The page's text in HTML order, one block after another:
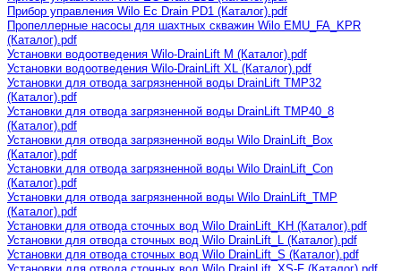
Прибор управления Wilo Ec Drain PD1 (Каталог).pdf
Пропеллерные насосы для шахтных скважин Wilo EMU_FA_KPR
(Каталог).pdf
Установки водоотведения Wilo-DrainLift M (Каталог).pdf
Установки водоотведения Wilo-DrainLift XL (Каталог).pdf
Установки для отвода загрязненной воды DrainLift TMP32
(Каталог).pdf
Установки для отвода загрязненной воды DrainLift TMP40_8
(Каталог).pdf
Установки для отвода загрязненной воды Wilo DrainLift_Box
(Каталог).pdf
Установки для отвода загрязненной воды Wilo DrainLift_Con
(Каталог).pdf
Установки для отвода загрязненной воды Wilo DrainLift_TMP
(Каталог).pdf
Установки для отвода сточных вод Wilo DrainLift_KH (Каталог).pdf
Установки для отвода сточных вод Wilo DrainLift_L (Каталог).pdf
Установки для отвода сточных вод Wilo DrainLift_S (Каталог).pdf